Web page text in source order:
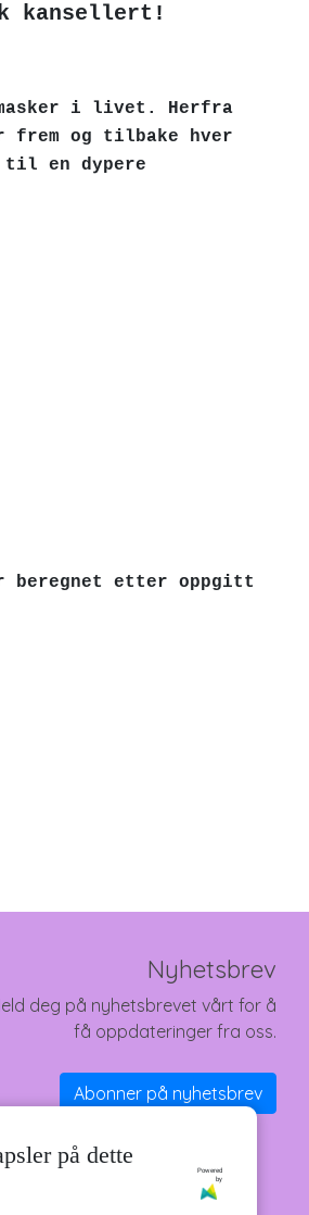
kansellert!
i livet. Herfra
og tilbake hver
en dypere
beregnet etter oppgitt
på dette
Powered
by
Nyhetsbrev
deg på nyhetsbrevet vårt for å
få oppdateringer fra oss.
Abonner på nyhetsbrev